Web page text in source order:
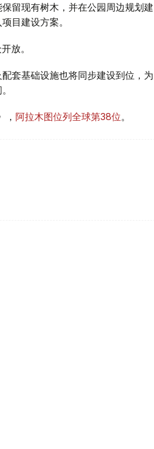
留现有树木，并在公园周边规划建
目建设方案。
放。
套基础设施也将同步建设到位，为
阿拉木图位列全球第38位。